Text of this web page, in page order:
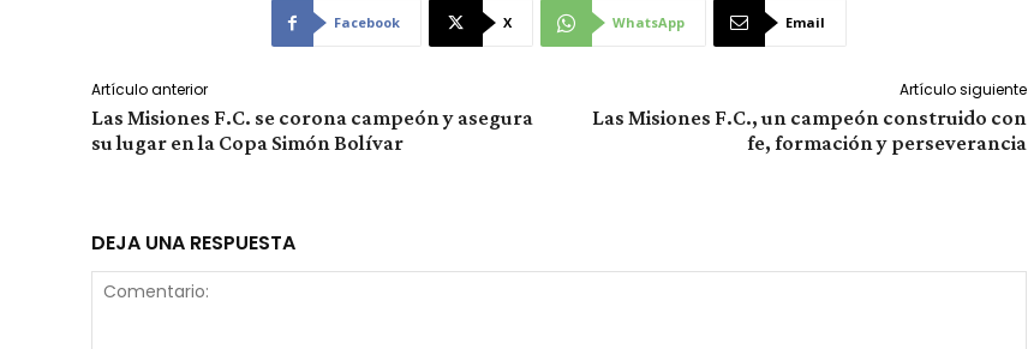
Facebook X WhatsApp Email
Artículo anterior
Las Misiones F.C. se corona campeón y asegura
su lugar en la Copa Simón Bolívar
Artículo siguiente
Las Misiones F.C., un campeón construido con
fe, formación y perseverancia
DEJA UNA RESPUESTA